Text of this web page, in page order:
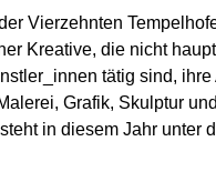
Vierzehnten
Kreative, die nicht
tätig sind,
Grafik, Skulptur
in diesem Jahr unter